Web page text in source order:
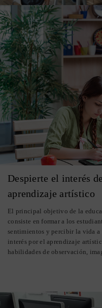
Despierte el interés
aprendizaje artístico
El principal objetivo de la
consiste en formar a los
sentimientos y percibir la vida a
interés por el aprendizaje
habilidades de observación,